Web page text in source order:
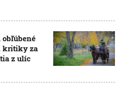
kritiky za
z ulíc